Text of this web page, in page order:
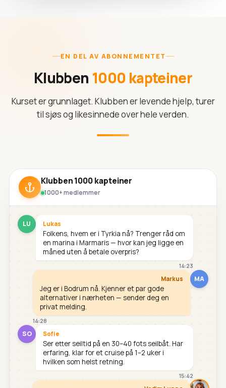
EN DEL AV ABONNEMENTET
Klubben 1000 kapteiner
Kurset er grunnlaget. Klubben er levende hjelp, turer
til sjøs og likesinnede over hele verden.
Klubben 1000 kapteiner
1000+ medlemmer
LU Lukas
Folkens, hvem er i Tyrkia nå? Trenger råd om
en marina i Marmaris — hvor kan jeg ligge en
måned uten å betale overpris?
14:23
MA
Markus
Jeg er i Bodrum nå. Kjenner et par gode
alternativer i nærheten — sender deg en
privat melding.
14:28
SO Sofie
Ser etter seiltid på en 30–40 fots seilbåt. Har
erfaring, klar for et cruise på 1–2 uker i
hvilken som helst retning.
15:42